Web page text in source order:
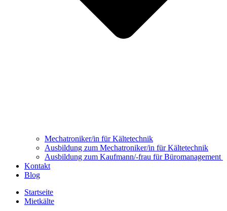
Mechatroniker/in für Kältetechnik
Ausbildung zum Mechatroniker/in für Kältetechnik
Ausbildung zum Kaufmann/-frau für Büromanagement
Kontakt
Blog
Startseite
Mietkälte